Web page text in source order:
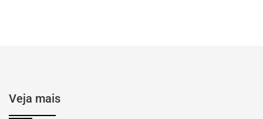
Veja mais